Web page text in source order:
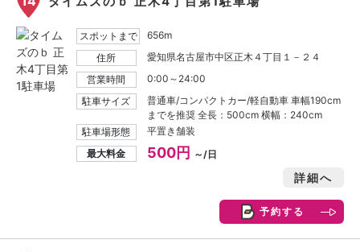
スポットまで
656m
住所
愛知県名古屋市中区正木４丁目１－２４
営業時間
0:00～24:00
駐車サイズ
普通車/コンパクトカー/軽自動車 車幅190cm
までを推奨 全長：500cm 横幅：240cm
駐車場形態
平置き舗装
最大料金
500円 ～/日
詳細へ
予約する